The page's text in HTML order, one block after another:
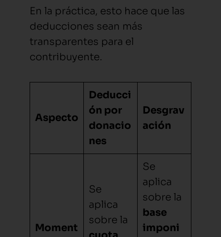
En la práctica, esto hace que las
deducciones sean más
transparentes para el
contribuyente.
Aspecto
Deducci
ón por
donacio
nes
Desgrav
ación
Moment
Se
aplica
sobre la
Se
aplica
sobre la
base
imponi